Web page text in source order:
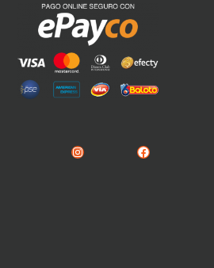
Instagram Facebook